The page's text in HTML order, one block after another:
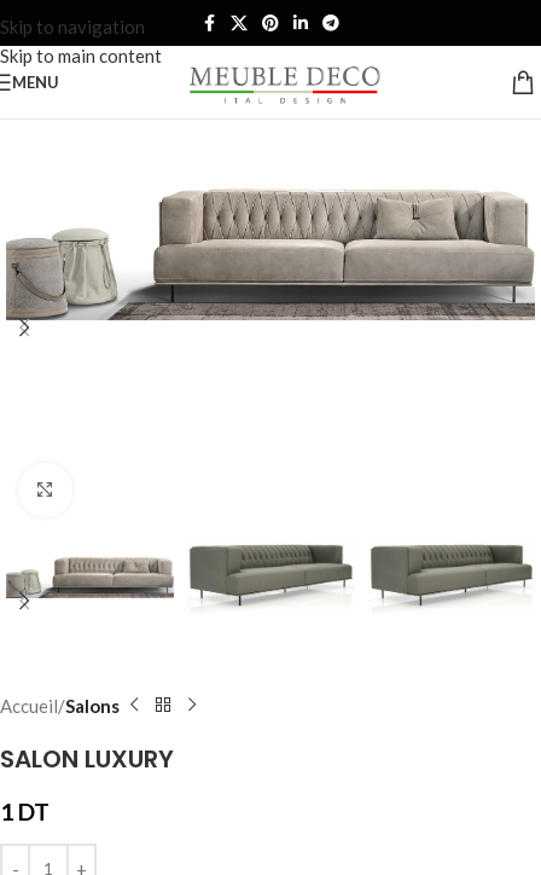
Skip to navigation
Skip to main content
MENU
Accueil Salons
SALON LUXURY
1 DT